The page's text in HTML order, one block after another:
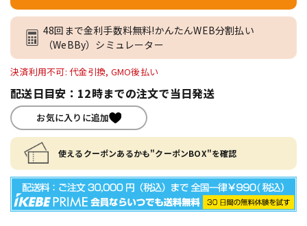
48回まで金利手数料無料!かんたんWEB分割払い
（WeBBy）シミュレーター
決済利用不可: 代金引換, GMO後払い
配送日目安：12時までの注文で当日発送
お気に入りに追加
使えるクーポンあるかも"クーポンBOX"を確認